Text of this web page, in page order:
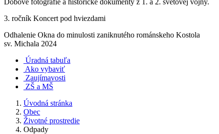
Dobové fotografie a historické dokumenty z 1. a 2. svetovej vojny.
3. ročník Koncert pod hviezdami
Odhalenie Okna do minulosti zaniknutého románskeho Kostola
sv. Michala 2024
Úradná tabuľa
Ako vybaviť
Zaujímavosti
ZŠ a MŠ
Úvodná stránka
Obec
Životné prostredie
Odpady